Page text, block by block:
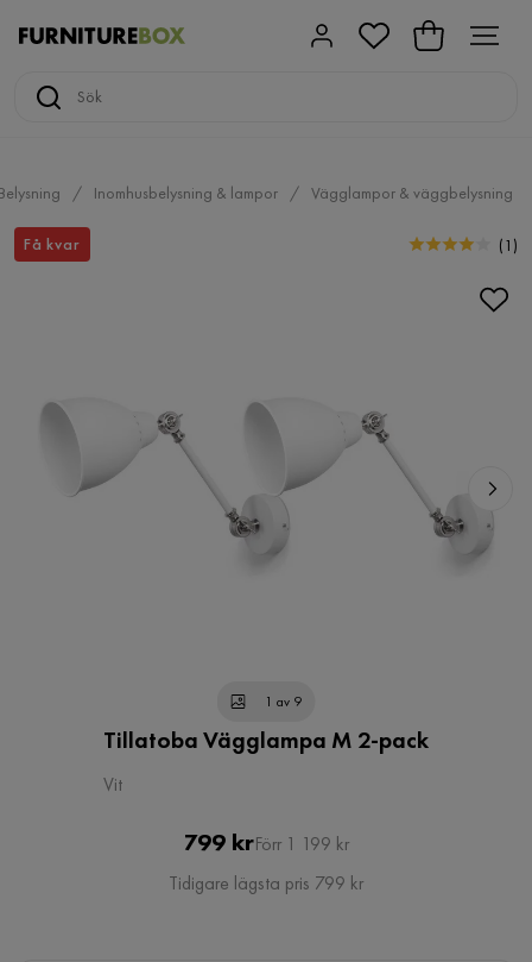
Inomhusbelysning & lampor Vägglampor & väggbelysning
Få kvar (1 )
1 av 9
Tillatoba Vägglampa M 2-pack
Vit
Pris
799 kr Original
Pris
Förr 1 199 kr
Tidigare lägsta pris 799 kr